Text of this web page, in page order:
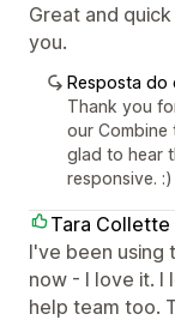
Great and
you.
Resposta do
Thank you
our Combine
glad to hear
responsive. :)
Tara Collette
I've been using
now - I love it. I
help team too.